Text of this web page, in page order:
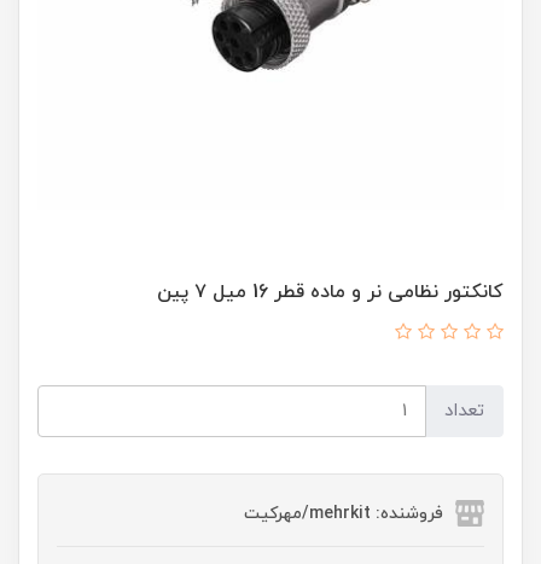
کانکتور نظامی نر و ماده قطر 16 میل ۷ پین
تعداد
فروشنده: mehrkit/مهرکیت